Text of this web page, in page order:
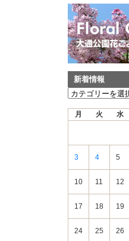
新着情報
新
月 火 水
3 4 5
10 11 12
17 18 19
24 25 26